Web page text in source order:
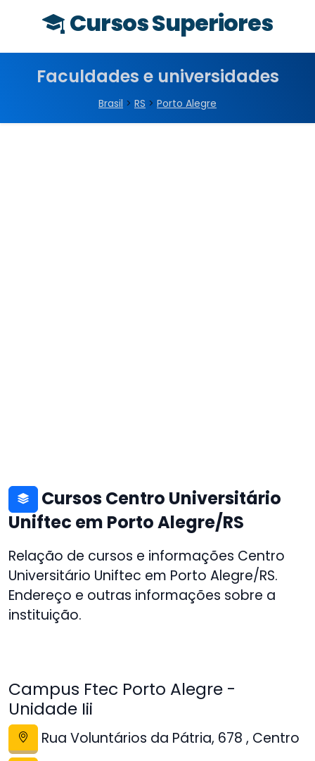
Cursos Superiores
Faculdades e universidades
Brasil > RS > Porto Alegre
Cursos Centro Universitário
Uniftec em Porto Alegre/RS
Relação de cursos e informações Centro
Universitário Uniftec em Porto Alegre/RS.
Endereço e outras informações sobre a
instituição.
Campus Ftec Porto Alegre -
Unidade Iii
Rua Voluntários da Pátria, 678 , Centro